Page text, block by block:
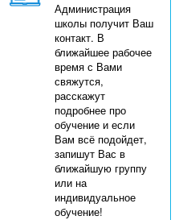
Администрация
школы получит Ваш
контакт. В
ближайшее рабочее
время с Вами
свяжутся,
расскажут
подробнее про
обучение и если
Вам всё подойдет,
запишут Вас в
ближайшую группу
или на
индивидуальное
обучение!